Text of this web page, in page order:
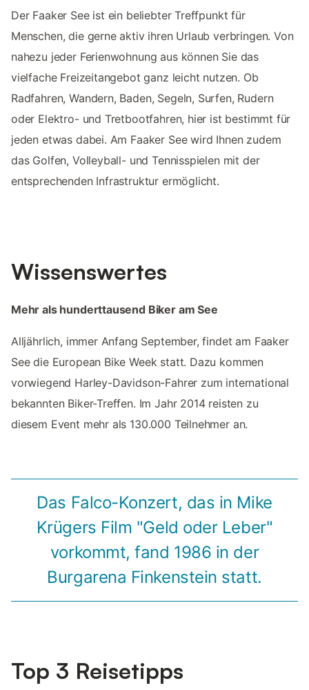
Der Faaker See ist ein beliebter Treffpunkt für
Menschen, die gerne aktiv ihren Urlaub verbringen. Von
nahezu jeder Ferienwohnung aus können Sie das
vielfache Freizeitangebot ganz leicht nutzen. Ob
Radfahren, Wandern, Baden, Segeln, Surfen, Rudern
oder Elektro- und Tretbootfahren, hier ist bestimmt für
jeden etwas dabei. Am Faaker See wird Ihnen zudem
das Golfen, Volleyball- und Tennisspielen mit der
entsprechenden Infrastruktur ermöglicht.
Wissenswertes
Mehr als hunderttausend Biker am See
Alljährlich, immer Anfang September, findet am Faaker
See die European Bike Week statt. Dazu kommen
vorwiegend Harley-Davidson-Fahrer zum international
bekannten Biker-Treffen. Im Jahr 2014 reisten zu
diesem Event mehr als 130.000 Teilnehmer an.
Das Falco-Konzert, das in Mike
Krügers Film "Geld oder Leber"
vorkommt, fand 1986 in der
Burgarena Finkenstein statt.
Top 3 Reisetipps